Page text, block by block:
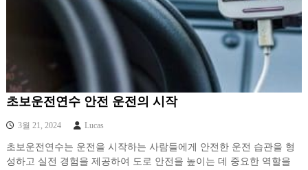
초보운전연수 안전 운전의 시작
3월 21, 2024 Lucas
초보운전연수는 운전을 시작하는 사람들에게 안전한 운전 습관을 형
성하고 실전 경험을 제공하여 도로 안전을 높이는 데 중요한 역할을